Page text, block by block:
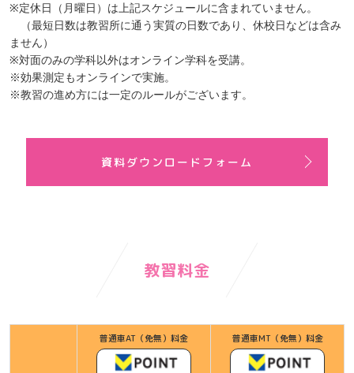
※定休日（月曜日）は上記スケジュールに含まれていません。
（最短日数は教習所に通う実質の日数であり、休校日などは含み
ません）
※対面のみの学科以外はオンライン学科を受講。
※効果測定もオンラインで実施。
※教習の進め方には一定のルールがございます。
資料ダウンロードフォーム
教習料金
普通車AT（免無）料金 普通車MT（免無）料金